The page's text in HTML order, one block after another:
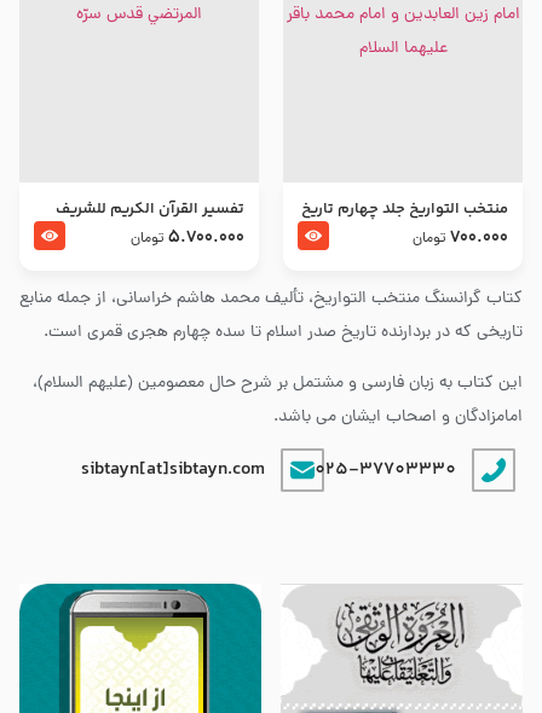
کتاب گرانسنگ منتخب التواريخ، تألیف محمد هاشم خراسانی، از جمله منابع
تاریخی که در بردارنده تاریخ صدر اسلام تا سده چهارم هجری قمری است.
این کتاب به زبان فارسی و مشتمل بر شرح حال معصومین (علیهم السلام)،
امامزادگان و اصحاب ایشان می باشد.
025-37703330
sibtayn[at]sibtayn.com
منتخب التواریخ جلد چهارم تاریخ
امام زین العابدین و امام محمد
700.000 تومان
تفسير القرآن الكريم للشريف
المرتضي قدس سرّه
5.700.000 تومان